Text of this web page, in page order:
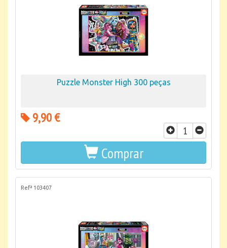
Puzzle Monster High 300 peças
9,90 €
Comprar
Refª 103407